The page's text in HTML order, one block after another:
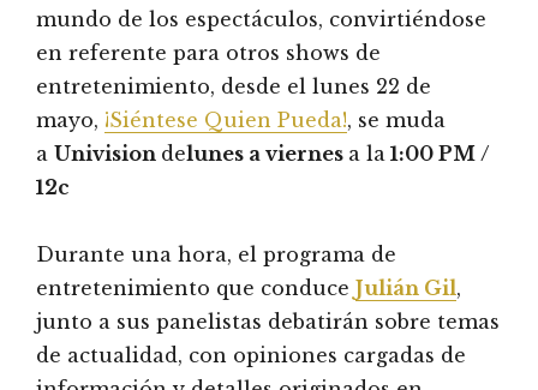
mundo de los espectáculos, convirtiéndose
en referente para otros shows de
entretenimiento, desde el lunes 22 de
mayo, ¡Siéntese Quien Pueda!, se muda
a Univision delunes a viernes a la 1:00 PM /
12c
Durante una hora, el programa de
entretenimiento que conduce Julián Gil,
junto a sus panelistas debatirán sobre temas
de actualidad, con opiniones cargadas de